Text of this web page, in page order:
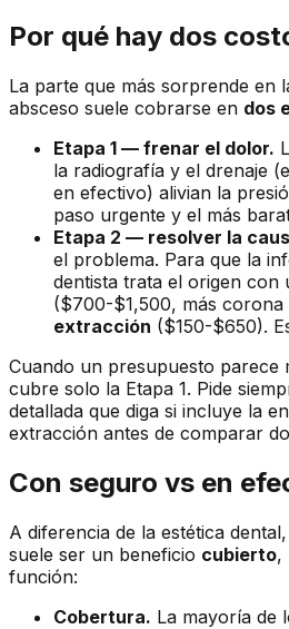
Por qué hay dos
La parte que más sorprende en
absceso suele cobrarse en dos
Etapa 1 — frenar el dolor.
la radiografía y el drenaje
en efectivo) alivian la
paso urgente y el más
Etapa 2 — resolver la
el problema. Para que la
dentista trata el origen con
($700-$1,500, más corona
extracción ($150-$650).
Cuando un presupuesto parece
cubre solo la Etapa 1. Pide
detallada que diga si incluye la
extracción antes de comparar
Con seguro vs en
A diferencia de la estética
suele ser un beneficio cubierto,
función:
Cobertura. La mayoría de